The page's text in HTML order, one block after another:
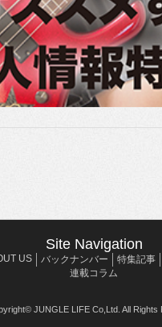
Site Navigation
US バックナンバー 特集記事
連載コラム
JUNGLE LIFE Co,Ltd. All Rights